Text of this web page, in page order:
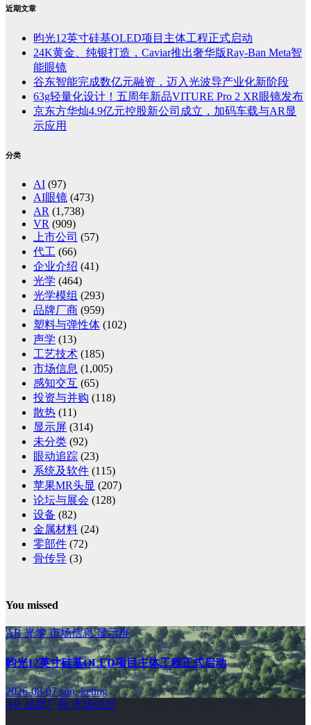
近期文章
昀光12英寸硅基OLED项目主体工程正式启动
24K黄金、纯银打造，Caviar推出奢华版Ray-Ban Meta智
能眼镜
谷东智能完成数亿元融资，迈入光波导产业化新阶段
63g轻量化设计！五周年新品VITURE Pro 2 XR眼镜发布
京东方华灿4.9亿元控股新公司成立，加码车载与AR显
示应用
分类
AI (97)
AI眼镜 (473)
AR (1,738)
VR (909)
上市公司 (57)
代工 (66)
企业介绍 (41)
光学 (464)
光学模组 (293)
品牌厂商 (959)
塑料与弹性体 (102)
声学 (13)
工艺技术 (185)
市场信息 (1,005)
感知交互 (65)
投资与并购 (118)
散热 (11)
显示屏 (314)
未分类 (92)
眼动追踪 (23)
系统及软件 (115)
苹果MR头显 (207)
论坛与展会 (128)
设备 (82)
金属材料 (24)
零部件 (72)
骨传导 (3)
You missed
AR光学市场信息显示屏
昀光12英寸硅基OLED项目主体工程正式启动
2026-08-07sun, keting
AR 品牌厂商 市场信息